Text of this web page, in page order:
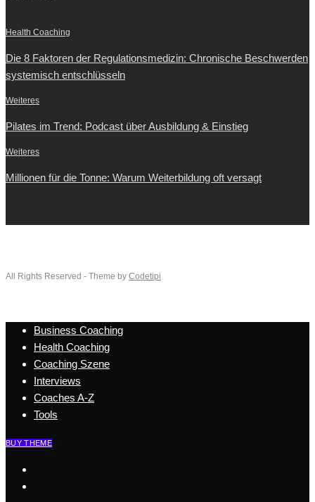
Health Coaching
Die 8 Faktoren der Regulationsmedizin: Chronische Beschwerden
systemisch entschlüsseln
Weiteres
Pilates im Trend: Podcast über Ausbildung & Einstieg
Weiteres
Millionen für die Tonne: Warum Weiterbildung oft versagt
All Rights Reserved - Theme by Codetipi
Business Coaching
Health Coaching
Coaching Szene
Interviews
Coaches A-Z
Tools
BUY THEME